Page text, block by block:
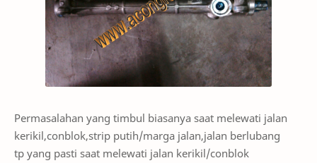
Permasalahan yang timbul biasanya saat melewati jalan
kerikil,conblok,strip putih/marga jalan,jalan berlubang
tp yang pasti saat melewati jalan kerikil/conblok